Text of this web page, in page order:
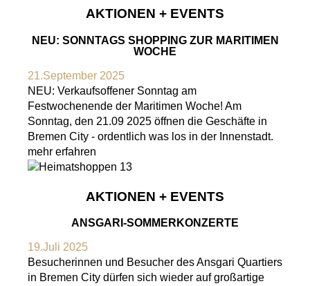
AKTIONEN + EVENTS
NEU: SONNTAGS SHOPPING ZUR MARITIMEN
WOCHE
21.September 2025
NEU: Verkaufsoffener Sonntag am
Festwochenende der Maritimen Woche! Am
Sonntag, den 21.09 2025 öffnen die Geschäfte in
Bremen City - ordentlich was los in der Innenstadt.
mehr erfahren
AKTIONEN + EVENTS
ANSGARI-SOMMERKONZERTE
19.Juli 2025
Besucherinnen und Besucher des Ansgari Quartiers
in Bremen City dürfen sich wieder auf großartige